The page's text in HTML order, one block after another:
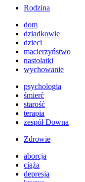
Rodzina
dom
dziadkowie
dzieci
macierzyństwo
nastolatki
wychowanie
psychologia
śmierć
starość
terapia
zespół Downa
Zdrowie
aborcja
ciąża
depresja